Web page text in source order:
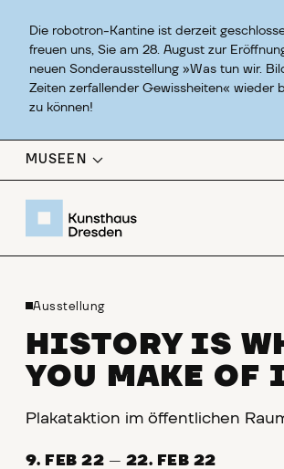
Die robotron-Kantine ist derzeit
freuen uns, Sie am 28. August zur
neuen Sonderausstellung »Was tun wir.
Zeiten zerfallender Gewissheiten« wieder
zu können!
MUSEEN
Ausstellung
HISTORY IS
YOU MAKE OF
Plakataktion im öffentlichen
9. FEB 22 — 22. FEB 22